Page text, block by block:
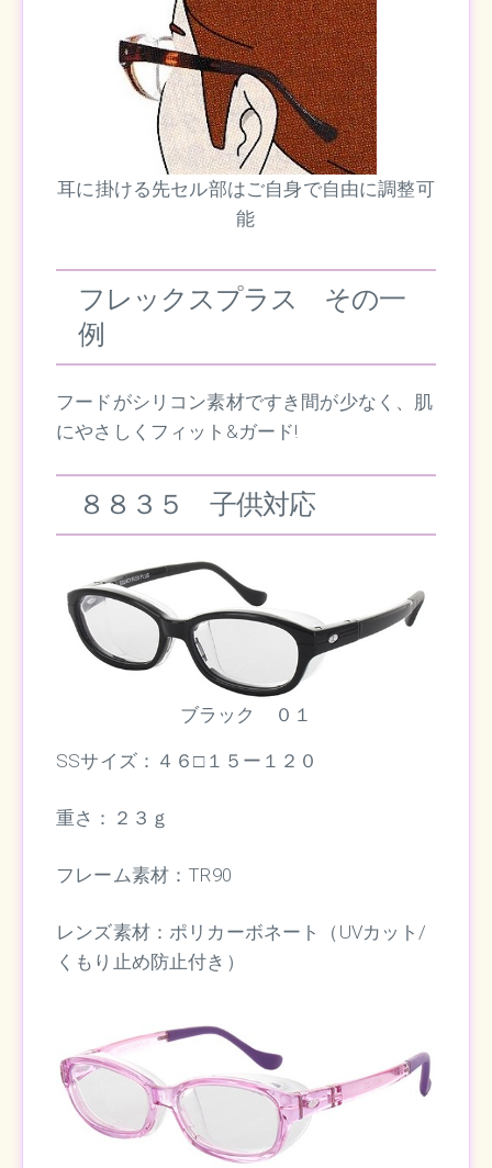
耳に掛ける先セル部はご自身で自由に調整可
能
フレックスプラス その一
例
フードがシリコン素材ですき間が少なく、肌
にやさしくフィット&ガード!
８８３５ 子供対応
ブラック ０１
SSサイズ：４６□１５ー１２０
重さ：２３ｇ
フレーム素材：TR90
レンズ素材：ポリカーボネート（UVカット/
くもり止め防止付き）